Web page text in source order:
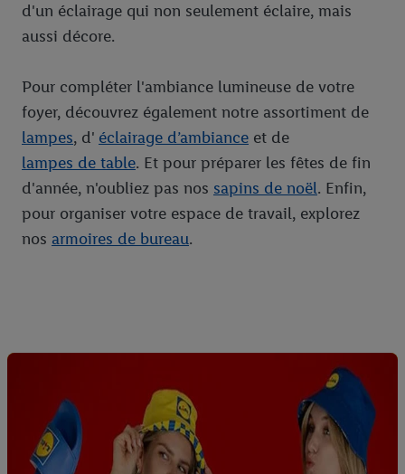
d'un éclairage qui non seulement éclaire, mais
aussi décore.
Pour compléter l'ambiance lumineuse de votre
foyer, découvrez également notre assortiment de
lampes, d' éclairage d’ambiance et de
lampes de table. Et pour préparer les fêtes de fin
d'année, n'oubliez pas nos sapins de noël. Enfin,
pour organiser votre espace de travail, explorez
nos armoires de bureau.